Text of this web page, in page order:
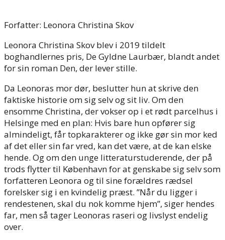
Forfatter: Leonora Christina Skov
Leonora Christina Skov blev i 2019 tildelt
boghandlernes pris, De Gyldne Laurbær, blandt andet
for sin roman Den, der lever stille.
Da Leonoras mor dør, beslutter hun at skrive den
faktiske historie om sig selv og sit liv. Om den
ensomme Christina, der vokser op i et rødt parcelhus i
Helsinge med en plan: Hvis bare hun opfører sig
almindeligt, får topkarakterer og ikke gør sin mor ked
af det eller sin far vred, kan det være, at de kan elske
hende. Og om den unge litteraturstuderende, der på
trods flytter til København for at genskabe sig selv som
forfatteren Leonora og til sine forældres rædsel
forelsker sig i en kvindelig præst. ”Når du ligger i
rendestenen, skal du nok komme hjem”, siger hendes
far, men så tager Leonoras raseri og livslyst endelig
over.